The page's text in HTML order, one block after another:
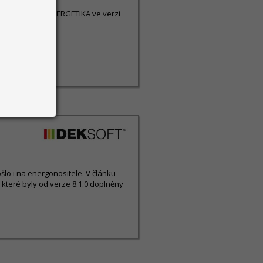
programu ENERGETIKA ve verzi
i na energonositele. V článku
byly od verze 8.1.0 doplněny